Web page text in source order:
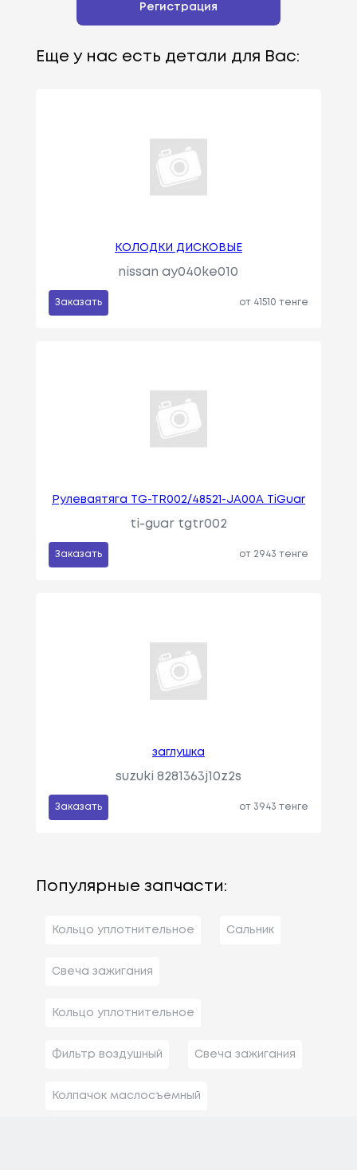
Регистрация
Еще у нас есть детали для Вас:
КОЛОДКИ ДИСКОВЫЕ
nissan ay040ke010
Заказать от 41510 тенге
Рулеваятяга TG-TR002/48521-JA00A TiGuar
ti-guar tgtr002
Заказать от 2943 тенге
заглушка
suzuki 8281363j10z2s
Заказать от 3943 тенге
Популярные запчасти:
Кольцо уплотнительное Сальник
Свеча зажигания
Кольцо уплотнительное
Фильтр воздушный Свеча зажигания
Колпачок маслосъемный